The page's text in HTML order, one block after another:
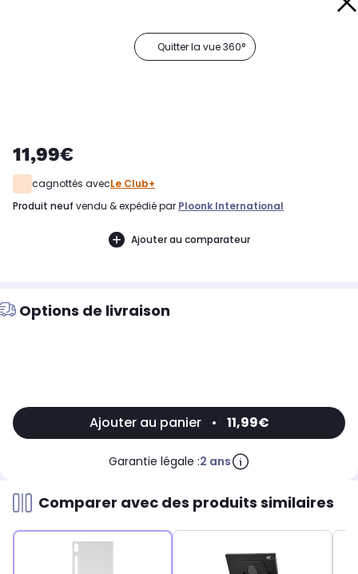
Quitter la vue 360°
11,99€
cagnottés avecLe Club+
produit neuf vendu & expédié par Ploonk International
Ajouter au comparateur
Options de livraison
Ajouter au panier • 11,99€
Garantie légale :2 ans
Comparer avec des produits similaires